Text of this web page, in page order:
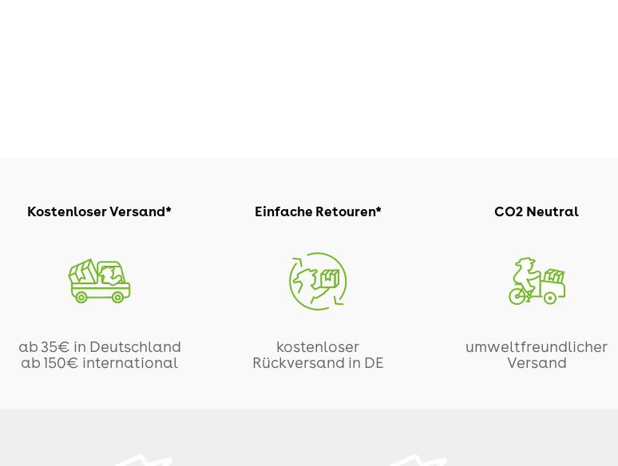
Kostenloser Versand*
ab 35€ in Deutschland
ab 150€ international
Einfache Retouren*
kostenloser
Rückversand in DE
CO2 Neutral
umweltfreundlicher
Versand